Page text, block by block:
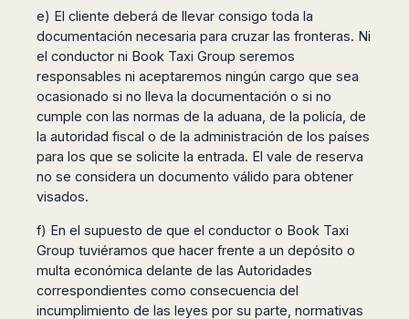
e) El cliente deberá de llevar consigo toda la
documentación necesaria para cruzar las fronteras. Ni
el conductor ni Book Taxi Group seremos
responsables ni aceptaremos ningún cargo que sea
ocasionado si no lleva la documentación o si no
cumple con las normas de la aduana, de la policía, de
la autoridad fiscal o de la administración de los países
para los que se solicite la entrada. El vale de reserva
no se considera un documento válido para obtener
visados.
f) En el supuesto de que el conductor o Book Taxi
Group tuviéramos que hacer frente a un depósito o
multa económica delante de las Autoridades
correspondientes como consecuencia del
incumplimiento de las leyes por su parte, normativas